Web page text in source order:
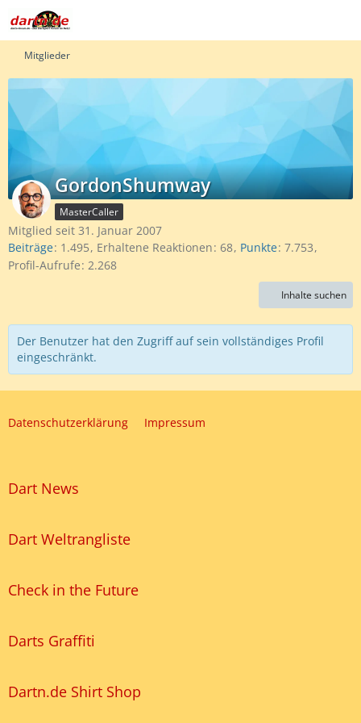
Mitglieder
GordonShumway
MasterCaller
Mitglied seit 31. Januar 2007
Beiträge 1.495 Erhaltene Reaktionen 68 Punkte 7.753
Profil-Aufrufe 2.268
Inhalte suchen
Der Benutzer hat den Zugriff auf sein vollständiges Profil
eingeschränkt.
Datenschutzerklärung Impressum
Dart News
Dart Weltrangliste
Check in the Future
Darts Graffiti
Dartn.de Shirt Shop